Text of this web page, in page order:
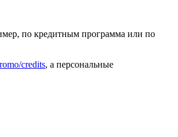
по кредитным программа или по
credits, а персональные